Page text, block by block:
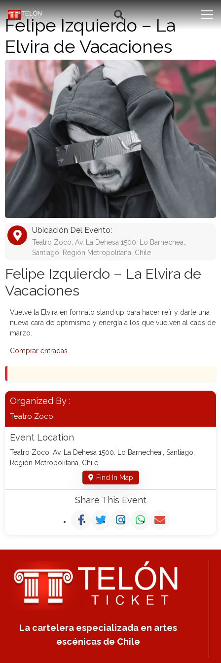
Felipe Izquierdo – La
Elvira de Vacaciones
Ubicación Del Evento:
Teatro Zoco, Av. La Dehesa 1500. Lo Barnechea.,
Santiago, Región Metropolitana, Chile
Felipe Izquierdo – La Elvira de
Vacaciones
Vuelve la Elvira en formato stand up para hacer reír y darle una
nueva cara de optimismo y energía a los que vuelven al caos de
marzo.
Comprar entradas
Organized By :
Teatro Zoco
Event Location
Teatro Zoco, Av. La Dehesa 1500. Lo Barnechea., Santiago,
Región Metropolitana, Chile
Find In Map
Share This Event
La cartelera especializada en artes
escénicas de Chile